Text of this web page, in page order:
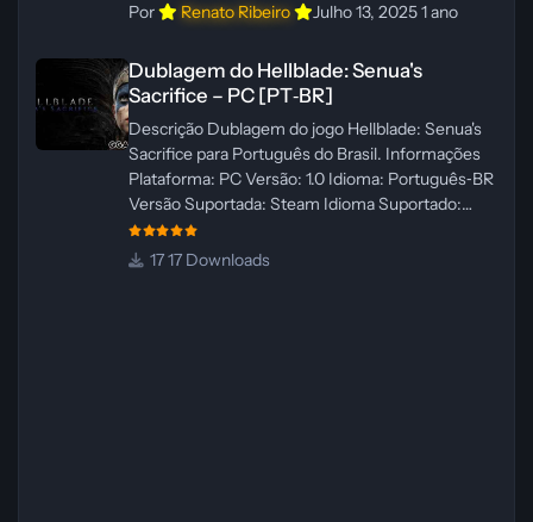
Por Renato Ribeiro Julho 13, 20251 ano
Dublagem do Hellblade: Senua's
Sacrifice – PC [PT‑BR]
Descrição Dublagem do jogo Hellblade: Senua's
Sacrifice para Português do Brasil. Informações
Plataforma: PC Versão: 1.0 Idioma: Português‑BR
Versão Suportada: Steam Idioma Suportado:
Inglês Lançamento: 26/01/2025 Tamanho: 110 MB
Créditos — Central de Traduções
17 Downloads